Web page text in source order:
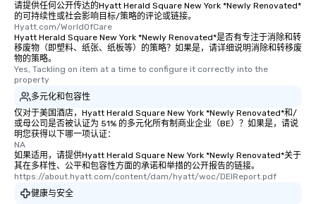
请提供任何公开传达的Hyatt Herald Square New York *Newly Renovated*
的可持续性或社会影响目标/策略的评论或链接。
Hyatt.com/WorldOfCare
Hyatt Herald Square New York *Newly Renovated*是否有专注于消除和转
移废物（即塑料、纸张、纸板等）的策略？如果是，请详细说明消除和转移废
物的策略。
Yes, Tackling on item at a time to configure it correctly into the
property
多元化和包容性
仅对于美国酒店，Hyatt Herald Square New York *Newly Renovated*和/
或母公司是否被认证为 51% 的多元化所有制商业企业（BE）？如果是，请说
明您获得以下哪一项认证：
NA
如果适用，请提供Hyatt Herald Square New York *Newly Renovated*关于
其在多样性、公平和包容性方面的承诺和举措的公开报告的链接。
https://about.hyatt.com/content/dam/hyatt/woc/DEIReport.pdf
健康与安全